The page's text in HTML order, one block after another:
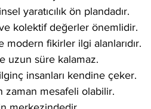
yaratıcılık ön plandadır.
kolektif değerler önemlidir.
fikirler ilgi alanlarıdır.
uzun süre kalamaz.
insanları kendine çeker.
zaman mesafeli olabilir.